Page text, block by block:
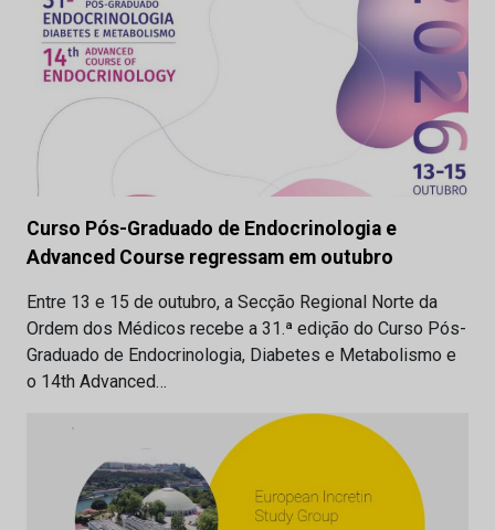
Curso Pós-Graduado de Endocrinologia e
Advanced Course regressam em outubro
Entre 13 e 15 de outubro, a Secção Regional Norte da
Ordem dos Médicos recebe a 31.ª edição do Curso Pós-
Graduado de Endocrinologia, Diabetes e Metabolismo e
o 14th Advanced…